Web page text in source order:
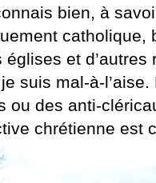
bien, à
catholique,
églises et
suis mal-à-
ou des anti-
chrétienne est